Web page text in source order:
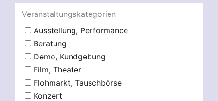
Veranstaltungskategorien
Ausstellung, Performance
Beratung
Demo, Kundgebung
Film, Theater
Flohmarkt, Tauschbörse
Konzert